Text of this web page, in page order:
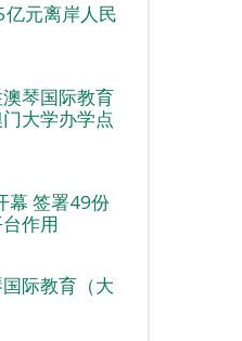
元离岸人民
琴国际教育
大学办学点
幕 签署49份
作用
际教育（大